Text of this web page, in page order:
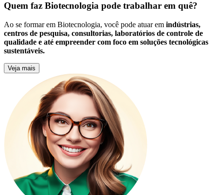
Quem faz Biotecnologia pode trabalhar em quê?
Ao se formar em Biotecnologia, você pode atuar em indústrias,
centros de pesquisa, consultorias, laboratórios de controle de
qualidade e até empreender com foco em soluções tecnológicas
sustentáveis.
Veja mais